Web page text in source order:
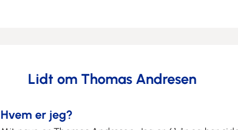
Lidt om Thomas Andresen
Hvem er jeg?